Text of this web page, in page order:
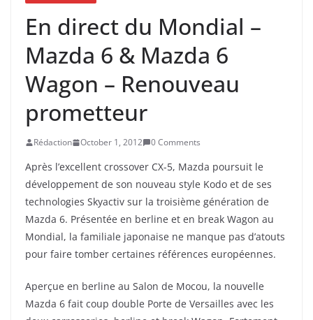
En direct du Mondial –
Mazda 6 & Mazda 6
Wagon – Renouveau
prometteur
Rédaction October 1, 2012 0 Comments
Après l’excellent crossover CX-5, Mazda poursuit le
développement de son nouveau style Kodo et de ses
technologies Skyactiv sur la troisième génération de
Mazda 6. Présentée en berline et en break Wagon au
Mondial, la familiale japonaise ne manque pas d’atouts
pour faire tomber certaines références européennes.
Aperçue en berline au Salon de Mocou, la nouvelle
Mazda 6 fait coup double Porte de Versailles avec les